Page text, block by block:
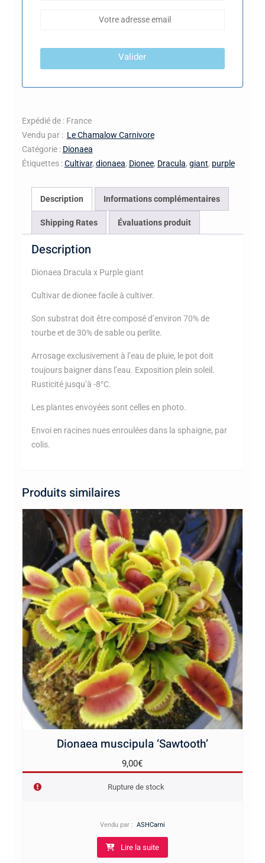
Valider
Expédié de : France
Vendu par : Le Chamalow Carnivore
Catégorie : Dionaea
Étiquettes :Cultivar, dionaea, Dionee, Dracula, giant, purple
Description Informations complémentaires
Shipping Rates Évaluations produit
Description
Dionaea Dracula x Purple giant
Cultivar de dionee facile à cultiver.
Son substrat doit être composé d’environ 70% de
tourbe et de 30% de sable ou perlite.
Arrosage exclusivement à l’eau de pluie, le pot doit
toujours baigner dans l’eau. Exposition plein soleil.
Rusticité jusqu’à -8°C.
Les plantes envoyées sont celles en photo.
Envoi en racines nues enroulées dans la sphaigne, par
colis.
Produits similaires
Dionaea muscipula ‘Sawtooth’
9,00€
Rupture de stock
Vendu par : ASHCarni
Lire la suite